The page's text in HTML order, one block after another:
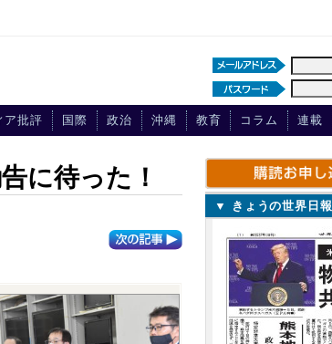
ア批評 国際 政治 沖縄 教育 コラム 連載
に待った！
▼ きょうの世界日報